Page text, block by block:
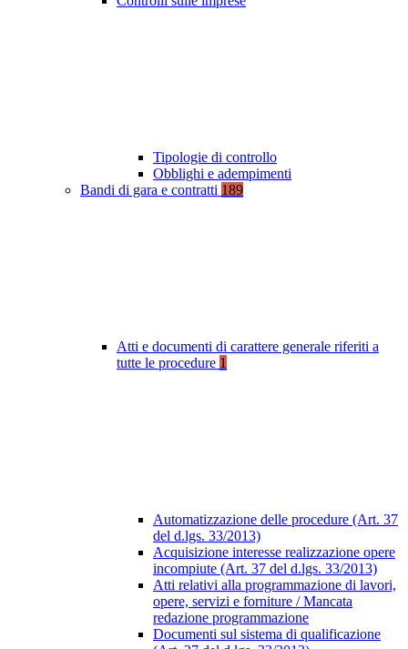
Tipologie di controllo
Obblighi e adempimenti
Bandi di gara e contratti 189
Atti e documenti di carattere generale riferiti a
tutte le procedure 1
Automatizzazione delle procedure (Art. 37
del d.lgs. 33/2013)
Acquisizione interesse realizzazione opere
incompiute (Art. 37 del d.lgs. 33/2013)
Atti relativi alla programmazione di lavori,
opere, servizi e forniture / Mancata
redazione programmazione
Documenti sul sistema di qualificazione